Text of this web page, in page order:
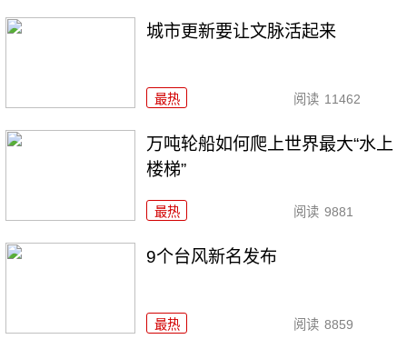
城市更新要让文脉活起来
最热 阅读 11462
万吨轮船如何爬上世界最大“水上
楼梯”
最热 阅读 9881
9个台风新名发布
最热 阅读 8859